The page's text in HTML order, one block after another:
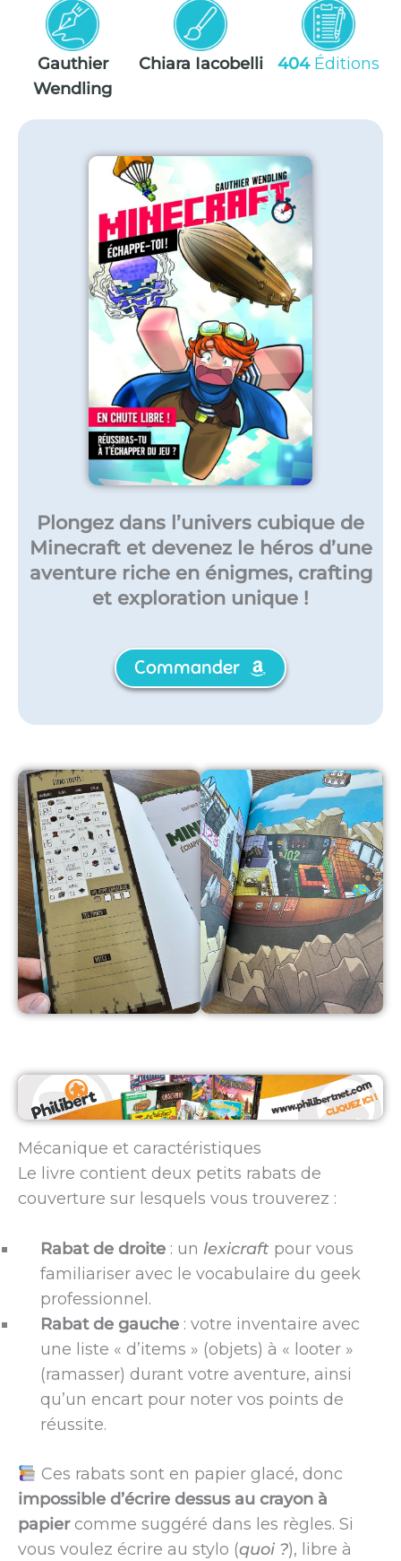
Gauthier
Wendling
Chiara Iacobelli 404 Éditions
Plongez dans l’univers cubique de
Minecraft et devenez le héros d’une
aventure riche en énigmes, crafting
et exploration unique !
Commander
Mécanique et caractéristiques
Le livre contient deux petits rabats de
couverture sur lesquels vous trouverez :
Rabat de droite : un lexicraft pour vous
familiariser avec le vocabulaire du geek
professionnel.
Rabat de gauche : votre inventaire avec
une liste « d’items » (objets) à « looter »
(ramasser) durant votre aventure, ainsi
qu’un encart pour noter vos points de
réussite.
Ces rabats sont en papier glacé, donc
impossible d’écrire dessus au crayon à
papiercomme suggéré dans les règles. Si
vous voulez écrire au stylo (quoi ?), libre à